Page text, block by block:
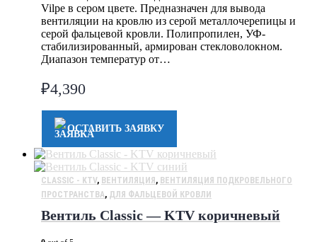
Vilpe в сером цвете. Предназначен для вывода
вентиляции на кровлю из серой металлочерепицы и
серой фальцевой кровли. Полипропилен, УФ-
стабилизированный, армирован стекловолокном.
Диапазон температур от…
₽4,390
ОСТАВИТЬ ЗАЯВКУ
CLASSIC - KTV, ВЕНТИЛЯЦИЯ, ВЕНТИЛЯЦИЯ ПОДКРОВЕЛЬНОГО
ПРОСТРАНСТВА, ДЛЯ ФАЛЬЦЕВОЙ КРОВЛИ
Вентиль Classic — KTV коричневый